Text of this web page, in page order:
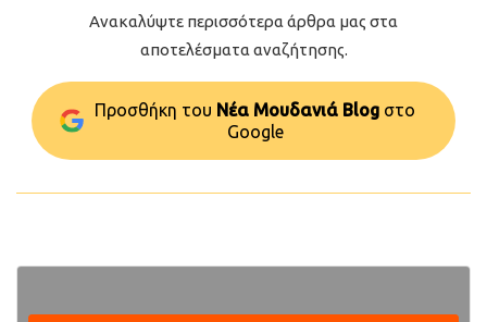
Ανακαλύψτε περισσότερα άρθρα μας στα
αποτελέσματα αναζήτησης.
Προσθήκη του Νέα Μουδανιά Blog στo
Google